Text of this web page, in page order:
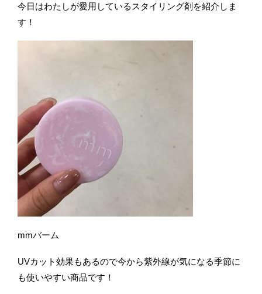
今日はわたしが愛用しているスタイリング剤を紹介しま
す！
mmバーム
UVカット効果もあるので今から紫外線が気になる季節に
も使いやすい商品です！